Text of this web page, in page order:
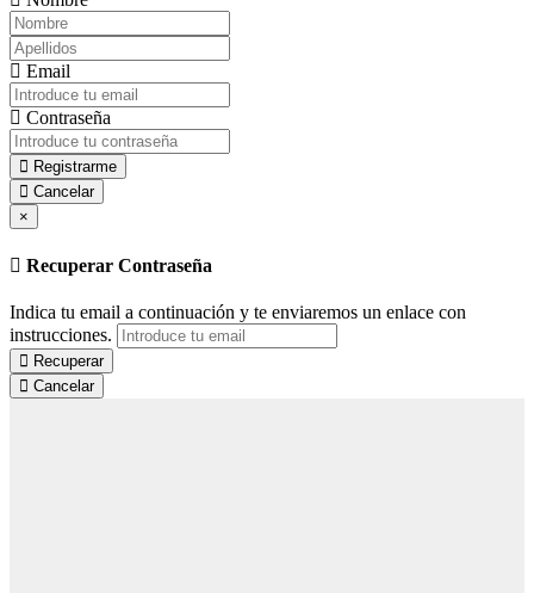
Email
Contraseña
Registrarme
Cancelar
×
Recuperar Contraseña
Indica tu email a continuación y te enviaremos un enlace con
instrucciones.
Recuperar
Cancelar